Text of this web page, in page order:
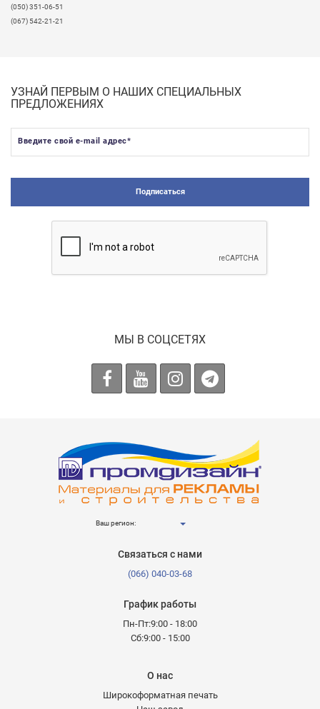
(050) 351-06-51
(067) 542-21-21
УЗНАЙ ПЕРВЫМ О НАШИХ СПЕЦИАЛЬНЫХ
ПРЕДЛОЖЕНИЯХ
Введите свой e-mail адрес*
Подписаться
МЫ В СОЦСЕТЯХ
Ваш регион:
Связаться с нами
(066) 040-03-68
График работы
Пн-Пт:9:00 - 18:00
Сб:9:00 - 15:00
О нас
Широкоформатная печать